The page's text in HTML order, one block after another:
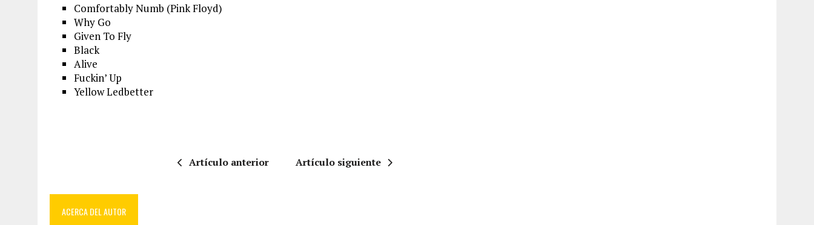
Comfortably Numb (Pink Floyd)
Why Go
Given To Fly
Black
Alive
Fuckin’ Up
Yellow Ledbetter
Artículo anterior Artículo siguiente
ACERCA DEL AUTOR